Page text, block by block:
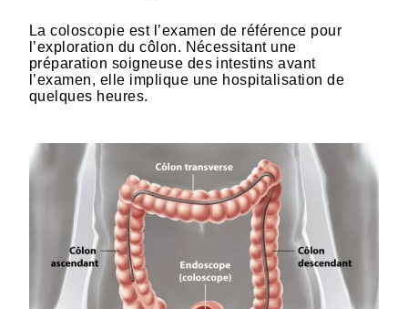
La coloscopie est l’examen de référence pour
l’exploration du côlon. Nécessitant une
préparation soigneuse des intestins avant
l’examen, elle implique une hospitalisation de
quelques heures.